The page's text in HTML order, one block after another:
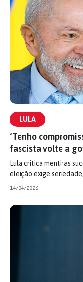
LULA
‘Tenho
fascista volte a
Lula critica mentiras
eleição exige
14/04/2026